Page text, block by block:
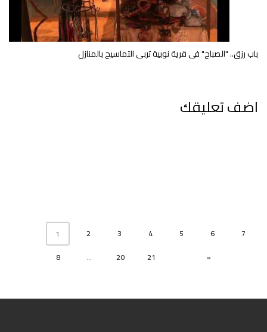
باب رزق.. "الصباح" فى قرية نوبية تربى التماسيح بالمنازل
اضف تعليقك
1 2 3 4 5 6
7
8
... 20 21 »